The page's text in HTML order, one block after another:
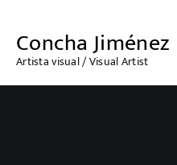
Concha Jiménez
Artista visual / Visual Artist